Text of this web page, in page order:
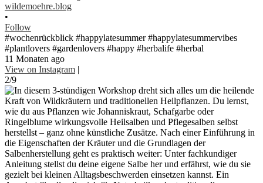
wildemoehre.blog
•
Follow
#wochenrückblick #happylatesummer #happylatesummervibes
#plantlovers #gardenlovers #happy #herbalife #herbal
11 Monaten ago
View on Instagram |
2/9